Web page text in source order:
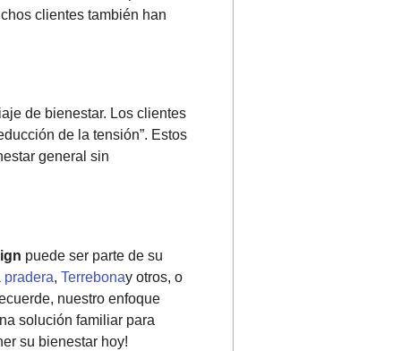
clientes también han
de bienestar. Los clientes
de la tensión”. Estos
general sin
puede ser parte de su
pradera, Terrebonay otros, o
nuestro enfoque
solución familiar para
su bienestar hoy!